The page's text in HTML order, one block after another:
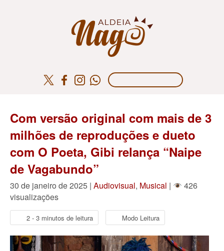
Com versão original com mais de 3
milhões de reproduções e dueto
com O Poeta, Gibi relança “Naipe
de Vagabundo”
30 de janeiro de 2025 | Audiovisual, Musical |
426
visualizações
2 - 3 minutos de leitura Modo Leitura